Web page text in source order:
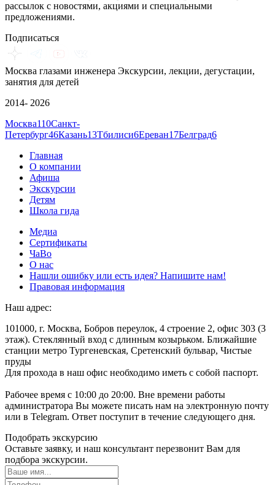
рассылок с новостями, акциями и специальными
предложениями.
Подписаться
Москва глазами инженера Экскурсии, лекции, дегустации,
занятия для детей
2014- 2026
Москва110Санкт-
Петербург46Казань13Тбилиси6Ереван17Белград6
Главная
О компании
Афиша
Экскурсии
Детям
Школа гида
Медиа
Сертификаты
ЧаВо
О нас
Нашли ошибку или есть идея? Напишите нам!
Правовая информация
Наш адрес:
101000, г. Москва, Бобров переулок, 4 строение 2, офис 303 (3
этаж). Стеклянный вход с длинным козырьком. Ближайшие
станции метро Тургеневская, Сретенский бульвар, Чистые
пруды
Для прохода в наш офис необходимо иметь с собой паспорт.
Рабочее время с 10:00 до 20:00. Вне времени работы
администратора Вы можете писать нам на электронную почту
или в Telegram. Ответ поступит в течение следующего дня.
Подобрать экскурсию
Оставьте заявку, и наш консультант перезвонит Вам для
подбора экскурсии.